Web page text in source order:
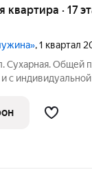
квартира · 17
, 1 квартал
Сухарная. Общей
с
окон открывается